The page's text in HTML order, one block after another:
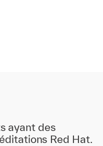
ayant des
Red Hat.